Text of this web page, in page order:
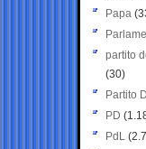
Papa
partito
(30)
Partito
PD
PdL